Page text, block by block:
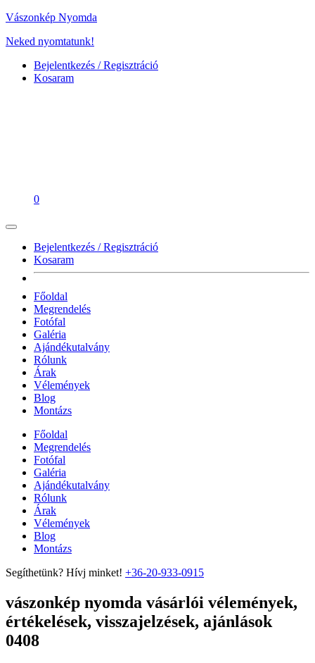
Vászonkép Nyomda
Neked nyomtatunk!
Bejelentkezés / Regisztráció
Kosaram
0
Bejelentkezés / Regisztráció
Kosaram
Főoldal
Megrendelés
Fotófal
Galéria
Ajándékutalvány
Rólunk
Árak
Vélemények
Blog
Montázs
Főoldal
Megrendelés
Fotófal
Galéria
Ajándékutalvány
Rólunk
Árak
Vélemények
Blog
Montázs
Segíthetünk? Hívj minket! +36-20-933-0915
vászonkép nyomda vásárlói vélemények,
értékelések, visszajelzések, ajánlások
0408